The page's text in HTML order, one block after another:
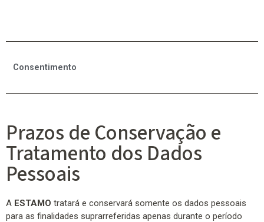
Consentimento
Prazos de Conservação e
Tratamento dos Dados
Pessoais
A ESTAMO tratará e conservará somente os dados pessoais
para as finalidades suprarreferidas apenas durante o período